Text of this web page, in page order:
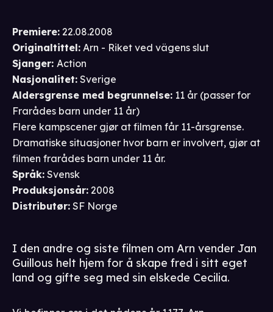
Premiere: 22.08.2008
Originaltittel: Arn - Riket ved vägens slut
Sjanger: Action
Nasjonalitet: Sverige
Aldersgrense med begrunnelse: 11 år (passer for
Frarådes barn under 11 år)
Flere kampscener gjør at filmen får 11-årsgrense.
Dramatiske situasjoner hvor barn er involvert, gjør at
filmen frarådes barn under 11 år.
Språk: Svensk
Produksjonsår: 2008
Distributør: SF Norge
I den andre og siste filmen om Arn vender Jan
Guillous helt hjem for å skape fred i sitt eget
land og gifte seg med sin elskede Cecilia.